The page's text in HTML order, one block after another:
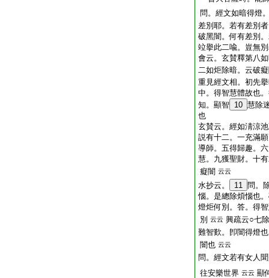
問。經文如暗得燈
差別耶。若有差別
破黑闇。何有差別
竝擧此二喩。豈無
會云。玄賛釋第八
二如炬除暗。云破
重見經文相。初先
中。得智慧體故也
知。顯智 10 慧除
也
玄賛云。經如淸涼
説有十二。一充滿
導師。五得歸趣。
慧。九獲聖財。十
癡闇 云云
水抄云。 11 問。
惱。是總除煩惱也
燈炬何別。答。得
別 云云 興疏云○七
難智歎。卽闇得燈
闇也 云云
問。經文若有女人
往安樂世界 云云 顯